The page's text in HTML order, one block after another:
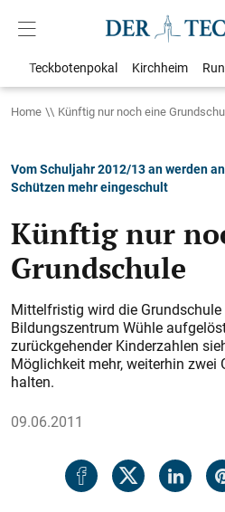
Teckbotenpokal Kirchheim
Home Künftig nur noch eine
Vom Schuljahr 2012/13 an werden
Schützen mehr eingeschult
Künftig nur
Grundschule
Mittelfristig wird die
Bildungszentrum Wühle
zurückgehender Kinderzahlen
Möglichkeit mehr, weiterhin zwei
halten.
09.06.2011